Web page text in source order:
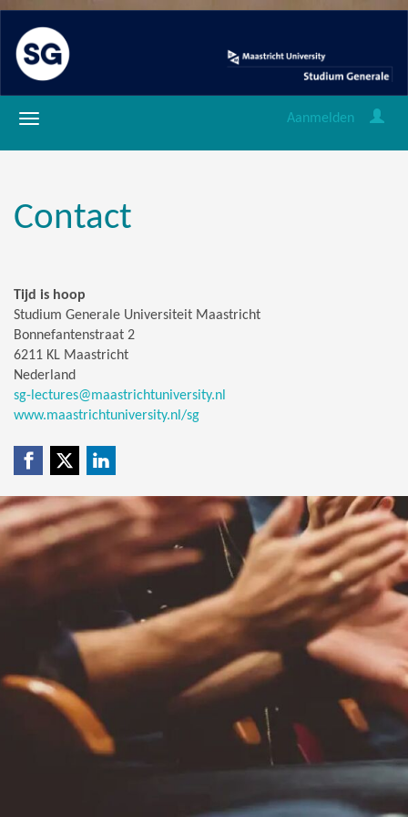
Aanmelden
Contact
Tijd is hoop
Studium Generale Universiteit Maastricht
Bonnefantenstraat 2
6211 KL Maastricht
Nederland
sg-lectures@maastrichtuniversity.nl
www.maastrichtuniversity.nl/sg